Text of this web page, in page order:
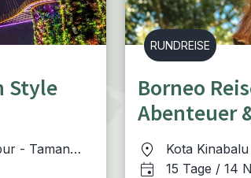
Style
- Taman
-
RUNDREISE
Borneo
Abenteuer
Kota
Nationalpark
15 Tage / 14